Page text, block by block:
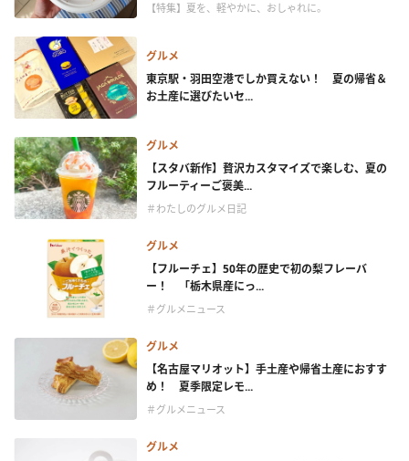
【特集】夏を、軽やかに、おしゃれに。
グルメ
東京駅・羽田空港でしか買えない！ 夏の帰省＆
お土産に選びたいセ...
グルメ
【スタバ新作】贅沢カスタマイズで楽しむ、夏の
フルーティーご褒美...
＃わたしのグルメ日記
グルメ
【フルーチェ】50年の歴史で初の梨フレーバ
ー！ 「栃木県産にっ...
＃グルメニュース
グルメ
【名古屋マリオット】手土産や帰省土産におすす
め！ 夏季限定レモ...
＃グルメニュース
グルメ